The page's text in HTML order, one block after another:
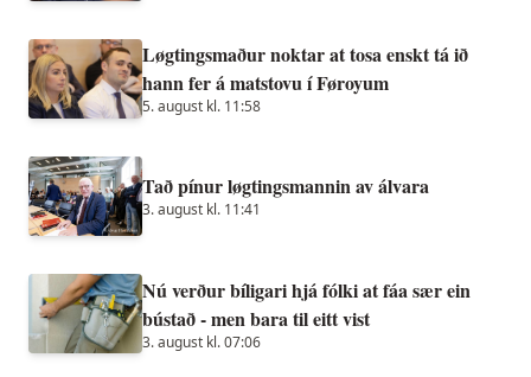
Løgtingsmaður noktar at tosa enskt tá ið
hann fer á matstovu í Føroyum
5. august kl. 11:58
Tað pínur løgtingsmannin av álvara
3. august kl. 11:41
Nú verður bíligari hjá fólki at fáa sær ein
bústað - men bara til eitt vist
3. august kl. 07:06